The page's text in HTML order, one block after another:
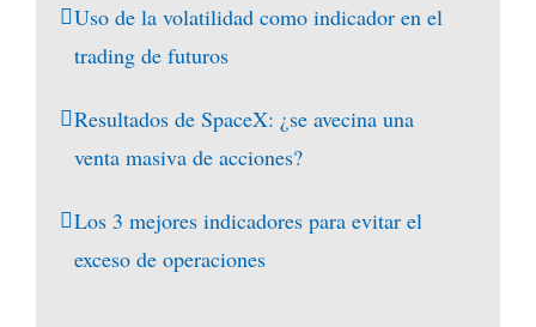
Uso de la volatilidad como indicador en el
trading de futuros
Resultados de SpaceX: ¿se avecina una
venta masiva de acciones?
Los 3 mejores indicadores para evitar el
exceso de operaciones